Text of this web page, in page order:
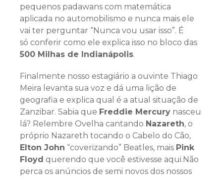
pequenos padawans com matemática
aplicada no automobilismo e nunca mais ele
vai ter perguntar “Nunca vou usar isso”. É
só conferir como ele explica isso no bloco das
500 Milhas de Indianápolis.
Finalmente nosso estagiário a ouvinte Thiago
Meira levanta sua voz e dá uma lição de
geografia e explica qual é a atual situação de
Zanzibar. Sabia que Freddie Mercury nasceu
lá? Relembre Ovelha cantando Nazareth, o
próprio Nazareth tocando o Cabelo do Cão,
Elton John “coverizando” Beatles, mais Pink
Floyd querendo que você estivesse aqui.Não
perca os anúncios de semi novos dos nossos